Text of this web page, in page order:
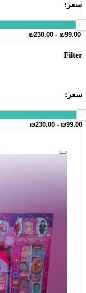
سعر:
Filter
سعر: